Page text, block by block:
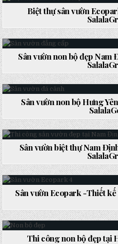
Posted
in
Biệt thự sân vườn
Posted
in
Sân vườn non bộ đẹp
Posted
in
Sân vườn non bộ Hưng
Posted
in
Sân vườn biệt thự Nam
in
Sân vườn Ecopark -Thiết
Thi công non bộ đẹp tại